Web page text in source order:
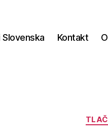
Slovenska Kontakt